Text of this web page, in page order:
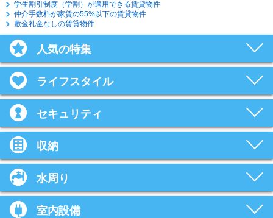
学生割引制度（学割）が適用できる賃貸物件
仲介手数料が家賃の55%以下の賃貸物件
敷金礼金なしの賃貸物件
人気の特集
ライフスタイル
セキュリティ
収納
水周り
室内設備